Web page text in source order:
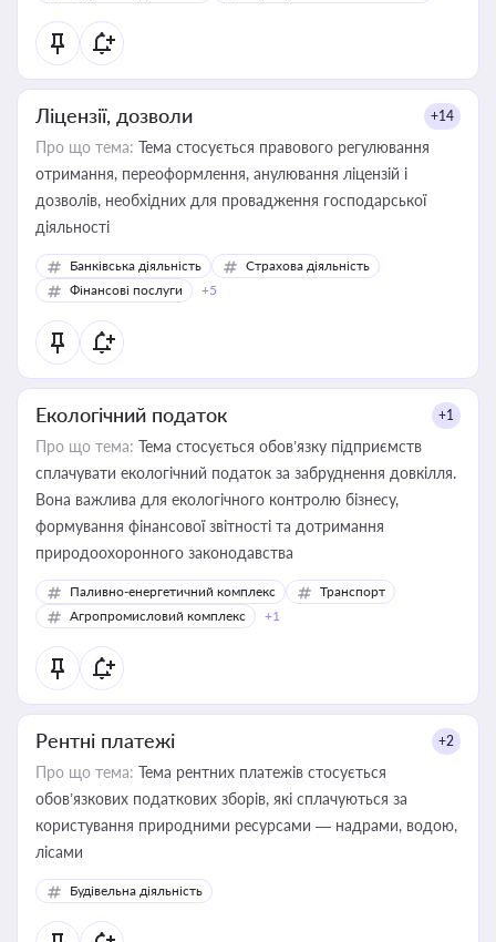
Ліцензії, дозволи +14
Про що тема: Тема стосується правового регулювання
отримання, переоформлення, анулювання ліцензій і
дозволів, необхідних для провадження господарської
діяльності
Банківська діяльність
Страхова діяльність
Фінансові послуги
+5
Екологічний податок +1
Про що тема: Тема стосується обов’язку підприємств
сплачувати екологічний податок за забруднення довкілля.
Вона важлива для екологічного контролю бізнесу,
формування фінансової звітності та дотримання
природоохоронного законодавства
Паливно-енергетичний комплекс
Транспорт
Агропромисловий комплекс
+1
Рентні платежі +2
Про що тема: Тема рентних платежів стосується
обов’язкових податкових зборів, які сплачуються за
користування природними ресурсами — надрами, водою,
лісами
Будівельна діяльність